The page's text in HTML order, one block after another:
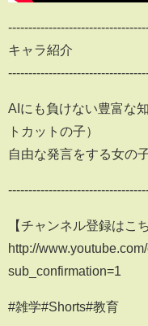
キャラ紹介
AIにも負けない豊富な
トカットの子）
自由な発言をする女の
【チャンネル登録はこ
http://
sub_confirmation=1
#雑学#Shorts#教育